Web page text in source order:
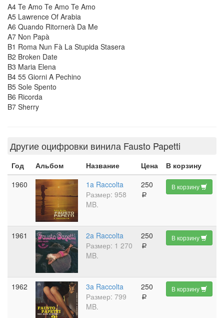
A4 Te Amo Te Amo Te Amo
A5 Lawrence Of Arabia
A6 Quando Ritornerà Da Me
A7 Non Papà
B1 Roma Nun Fà La Stupida Stasera
B2 Broken Date
B3 Maria Elena
B4 55 Giorni A Pechino
B5 Sole Spento
B6 Ricorda
B7 Sherry
Другие оцифровки винила Fausto Papetti
Год Альбом Название Цена
В корзину
1960
1a Raccolta
Размер: 958
MB.
250
a
В корзину
1961
2a Raccolta
Размер: 1 270
MB.
250
a
В корзину
1962
3a Raccolta
Размер: 799
MB.
250
a
В корзину